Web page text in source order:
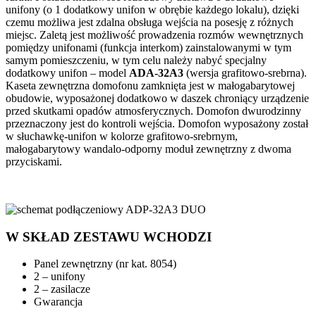
unifony (o 1 dodatkowy unifon w obrębie każdego lokalu), dzięki
czemu możliwa jest zdalna obsługa wejścia na posesję z różnych
miejsc. Zaletą jest możliwość prowadzenia rozmów wewnętrznych
pomiędzy unifonami (funkcja interkom) zainstalowanymi w tym
samym pomieszczeniu, w tym celu należy nabyć specjalny
dodatkowy unifon – model ADA-32A3 (wersja grafitowo-srebrna).
Kaseta zewnętrzna domofonu zamknięta jest w małogabarytowej
obudowie, wyposażonej dodatkowo w daszek chroniący urządzenie
przed skutkami opadów atmosferycznych. Domofon dwurodzinny
przeznaczony jest do kontroli wejścia. Domofon wyposażony został
w słuchawkę-unifon w kolorze grafitowo-srebrnym,
małogabarytowy wandalo-odporny moduł zewnętrzny z dwoma
przyciskami.
W SKŁAD ZESTAWU WCHODZI
Panel zewnętrzny (nr kat. 8054)
2 – unifony
2 – zasilacze
Gwarancja